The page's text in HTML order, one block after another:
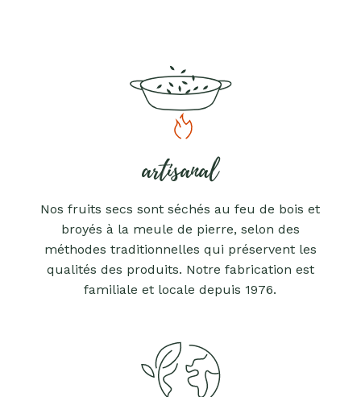
artisanal
Nos fruits secs sont séchés au feu de bois et
broyés à la meule de pierre, selon des
méthodes traditionnelles qui préservent les
qualités des produits. Notre fabrication est
familiale et locale depuis 1976.